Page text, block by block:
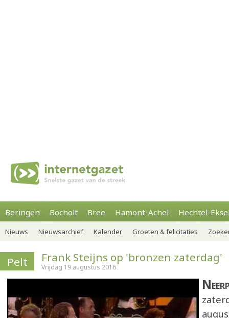
Beringen Bocholt Bree Hamont-Achel Hechtel-
Nieuws Nieuwsarchief Kalender Groeten & felicitaties
Pelt Frank Steijns op 'bronzen zaterdag'
Vrijdag 19 augustus 2016